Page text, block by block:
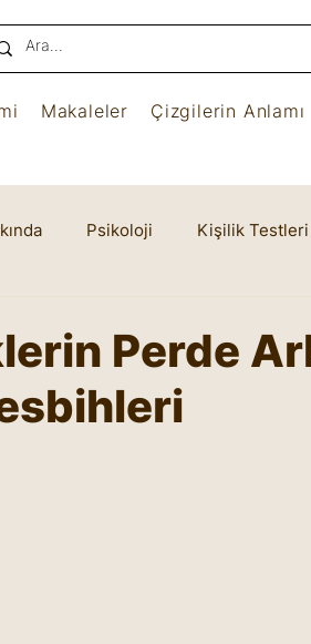
Makaleler Çizgilerin Anlamı
Psikoloji Kişilik Testleri
Perde